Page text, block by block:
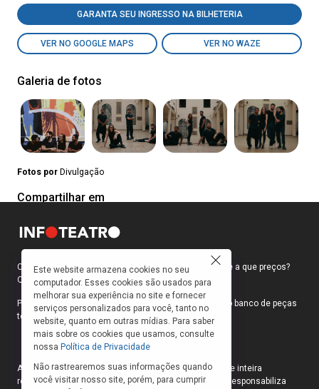
GARANTA SEU INGRESSO NA BILHETERIA
VER NO GOOGLE MAPS VER NO WAZE
Galeria de fotos
Fotos por Divulgação
Compartilhar em
Como faço para ir ao teatro? Onde compro ingressos e a que preços?
Quais peças estão em cartaz?
Para responder a essas e outras perguntas, criamos o banco de peças
teatrais do INFOTEATRO.
As informações das peças cadastradas no site são de inteira
responsabilidade das produções. O Infoteatro não se responsabiliza
Este website armazena cookies no seu
computador. Esses cookies são usados para
melhorar sua experiência no site e fornecer
serviços personalizados para você, tanto no
website, quanto em outras mídias. Para saber
mais sobre os cookies que usamos, consulte
nossa Política de Privacidade
Não rastrearemos suas informações quando
você visitar nosso site, porém, para cumprir